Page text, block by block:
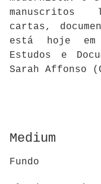
cartas,
está hoje
Estudos e
Sarah Affonso
Medium
Fundo